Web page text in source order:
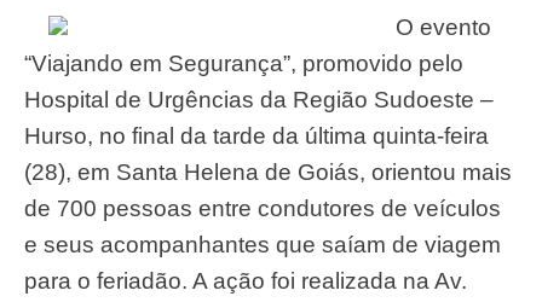
O evento
“Viajando em Segurança”, promovido pelo
Hospital de Urgências da Região Sudoeste –
Hurso, no final da tarde da última quinta-feira
(28), em Santa Helena de Goiás, orientou mais
de 700 pessoas entre condutores de veículos
e seus acompanhantes que saíam de viagem
para o feriadão. A ação foi realizada na Av.